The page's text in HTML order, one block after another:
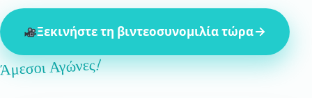
Ξεκινήστε τη βιντεοσυνομιλία τώρα
Άμεσοι Αγώνες!